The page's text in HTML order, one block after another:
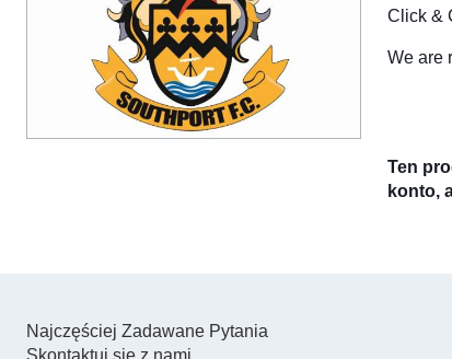
​Click &
We are
Ten
konto,
Najczęściej Zadawane Pytania